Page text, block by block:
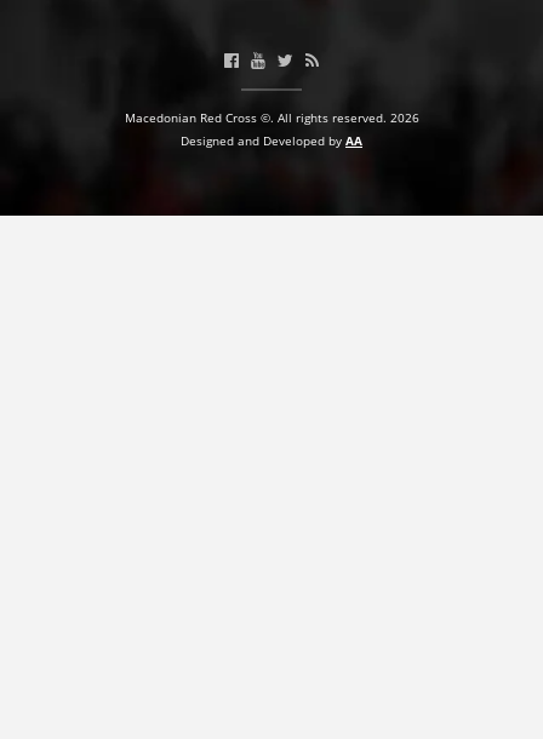
Macedonian Red Cross ©. All rights reserved. 2026
Designed and Developed by AA